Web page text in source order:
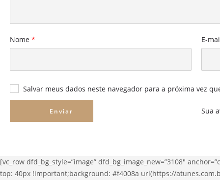
Sua
Nome * E-
Salvar meus dados neste navegador para a próxima vez
[vc_row dfd_bg_style=”image” dfd_bg_image_new=”3108″
top: 40px !important;background: #f4008a url(https://